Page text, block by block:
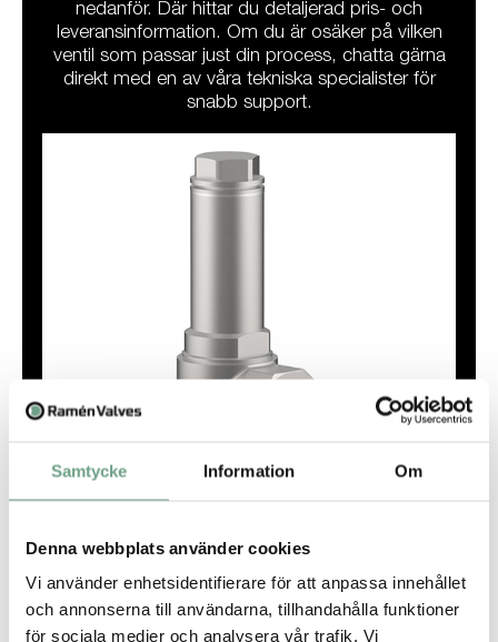
Samtycke Information Om
Denna webbplats använder cookies
Vi använder enhetsidentifierare för att anpassa innehållet
och annonserna till användarna, tillhandahålla funktioner
för sociala medier och analysera vår trafik. Vi
nedanför. Där hittar du detaljerad pris- och
leveransinformation. Om du är osäker på vilken
ventil som passar just din process, chatta gärna
direkt med en av våra tekniska specialister för
snabb support.
till 100 MW från övertryck och skador på utrustningen.